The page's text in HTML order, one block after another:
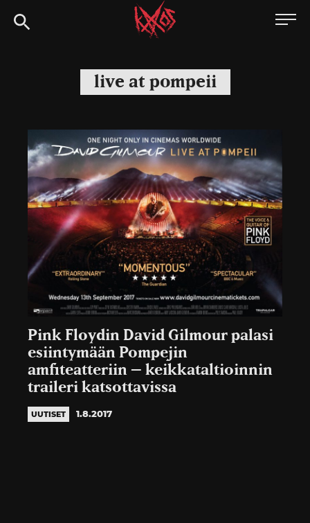
Siirry
suoraan
Kaaoszine
live at pompeii
Pink Floydin David Gilmour palasi
esiintymään Pompejin
amfiteatteriin – keikkataltioinnin
traileri katsottavissa
UUTISET 1.8.2017